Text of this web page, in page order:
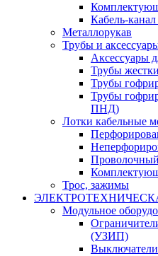
Кабель-
Металлорукав
Трубы и
Аксессуары
Трубы
Трубы
Трубы
ПНД)
Лотки кабельные
Проволочный
Трос, зажимы
Модульное
(УЗИП)
Выключатели